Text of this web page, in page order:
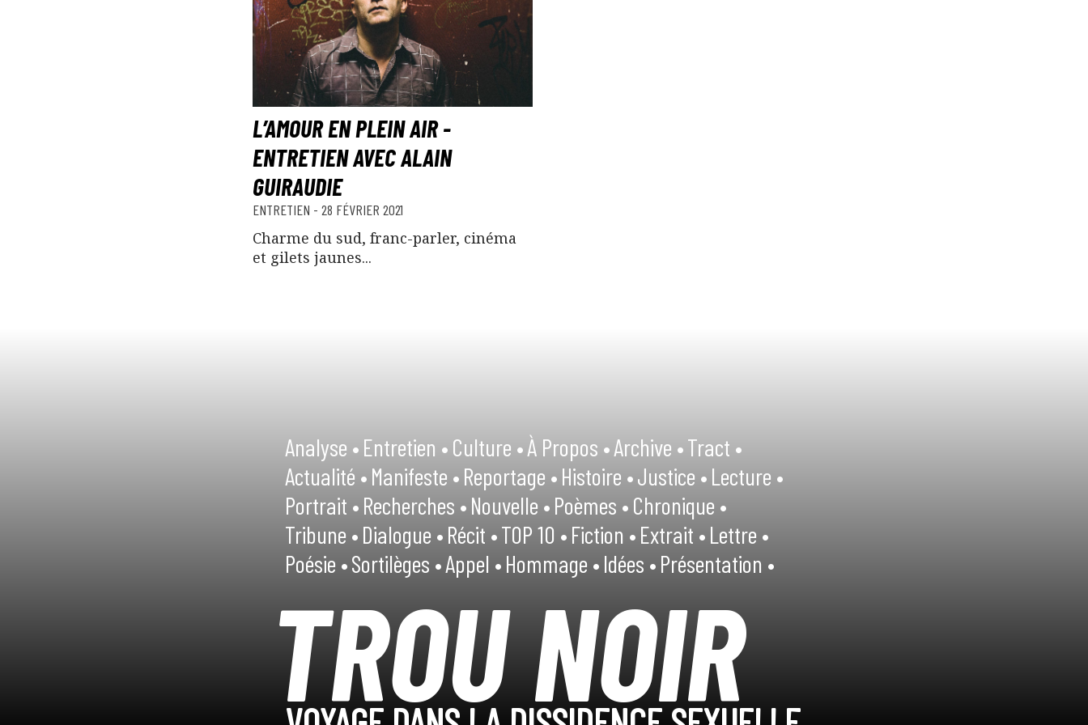
L’AMOUR EN PLEIN AIR -
ENTRETIEN AVEC ALAIN
GUIRAUDIE
ENTRETIEN - 28 FÉVRIER 2021
Charme du sud, franc-parler, cinéma
et gilets jaunes...
Analyse •Entretien •Culture •À Propos •Archive •Tract •
Actualité •Manifeste •Reportage •Histoire •Justice •Lecture •
Portrait •Recherches •Nouvelle •Poèmes •Chronique •
Tribune •Dialogue •Récit •TOP 10 •Fiction •Extrait •Lettre •
Poésie •Sortilèges •Appel •Hommage •Idées •Présentation •
TROU NOIR